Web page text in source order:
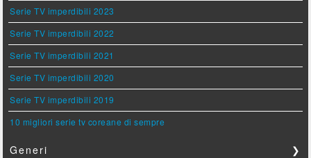
Serie TV imperdibili 2023
Serie TV imperdibili 2022
Serie TV imperdibili 2021
Serie TV imperdibili 2020
Serie TV imperdibili 2019
10 migliori serie tv coreane di sempre
Generi ❯